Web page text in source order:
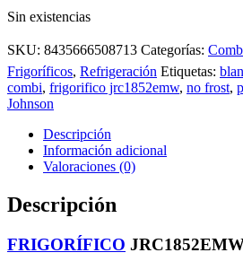
Sin existencias
SKU: 8435666508713 Categorías:
Frigoríficos, Refrigeración Etiquetas:
combi, frigorifico jrc1852emw, no frost,
Johnson
Descripción
Información adicional
Valoraciones (0)
Descripción
FRIGORÍFICO